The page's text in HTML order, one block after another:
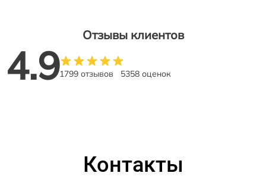
Отзывы клиентов
4.91799 отзывов 5358 оценок
Контакты